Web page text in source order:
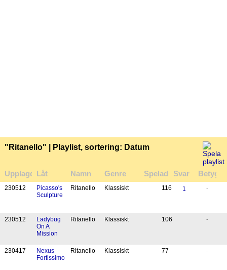
"Ritanello" | Playlist, sortering: Datum
Upplagd Låt Namn Genre Spelad Svar Betyg
230512
Picasso's
Sculpture
Ritanello Klassiskt 116 1 -
230512
Ladybug
On A
Mission
Ritanello Klassiskt 106 -
230417
Nexus
Fortissimo
Ritanello Klassiskt 77 -